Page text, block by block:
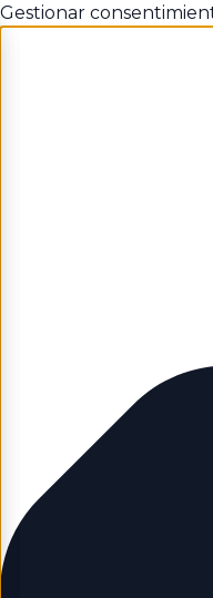
Gestionar